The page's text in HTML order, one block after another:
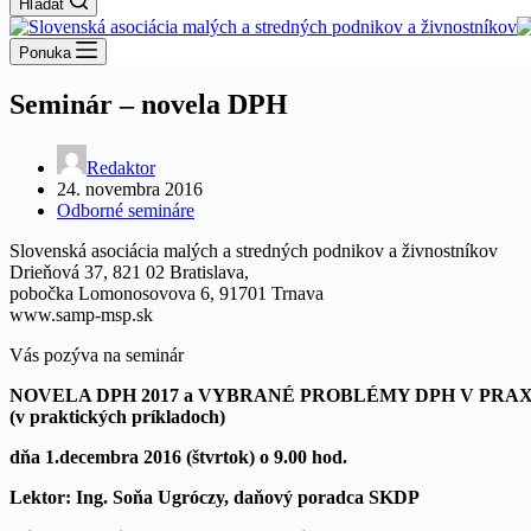
Hľadať
Ponuka
Seminár – novela DPH
Redaktor
24. novembra 2016
Odborné semináre
Slovenská asociácia malých a stredných podnikov a živnostníkov
Drieňová 37, 821 02 Bratislava,
pobočka Lomonosovova 6, 91701 Trnava
www.samp-msp.sk
Vás pozýva na seminár
NOVELA DPH 2017 a VYBRANÉ PROBLÉMY DPH V
(v praktických príkladoch)
dňa 1.decembra 2016 (štvrtok) o 9.00 hod.
Lektor: Ing. Soňa Ugróczy, daňový poradca SKDP